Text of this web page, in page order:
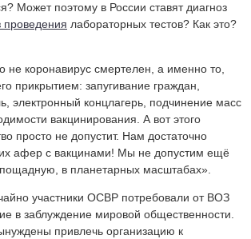
Может поэтому в России ставят диагноз
проведения лабораторных тестов? Как это?
коронавирус смертелен, а именно то,
прикрытием: запугивание граждан,
электронный концлагерь, подчинение масс
вакцинирования. А вот этого
просто не допустит. Нам достаточно
афер с вакцинами! Мы не допустим ещё
в планетарных масштабах».
участники ОСВР потребовали от ВОЗ
в заблуждение мировой общественности.
привлечь организацию к